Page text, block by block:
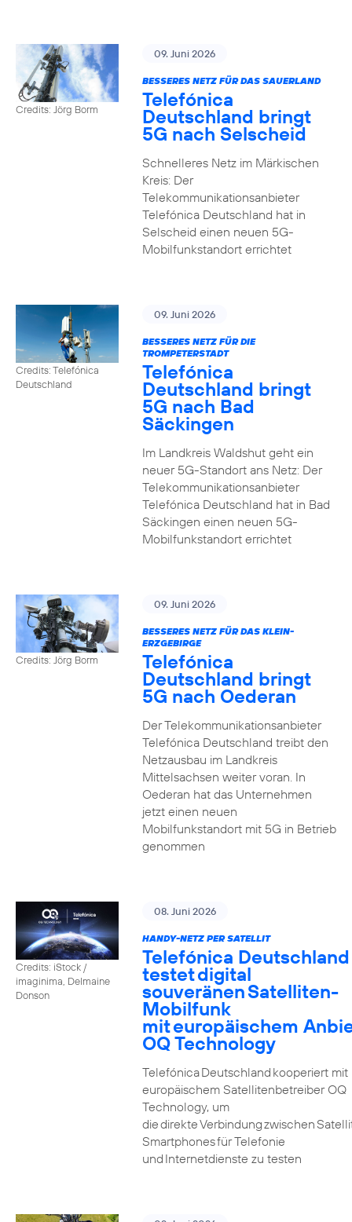
Credits: Jörg Borm
09. Juni 2026
BESSERES NETZ FÜR DAS SAUERLAND
Telefónica
Deutschland bringt
5G nach Selscheid
Schnelleres Netz im Märkischen
Kreis: Der
Telekommunikationsanbieter
Telefónica Deutschland hat in
Selscheid einen neuen 5G-
Mobilfunkstandort errichtet
Credits: Telefónica
Deutschland
09. Juni 2026
BESSERES NETZ FÜR DIE
TROMPETERSTADT
Telefónica
Deutschland bringt
5G nach Bad
Säckingen
Im Landkreis Waldshut geht ein
neuer 5G-Standort ans Netz: Der
Telekommunikationsanbieter
Telefónica Deutschland hat in Bad
Säckingen einen neuen 5G-
Mobilfunkstandort errichtet
Credits: Jörg Borm
09. Juni 2026
BESSERES NETZ FÜR DAS KLEIN-
ERZGEBIRGE
Telefónica
Deutschland bringt
5G nach Oederan
Der Telekommunikationsanbieter
Telefónica Deutschland treibt den
Netzausbau im Landkreis
Mittelsachsen weiter voran. In
Oederan hat das Unternehmen
jetzt einen neuen
Mobilfunkstandort mit 5G in Betrieb
genommen
Credits: iStock /
imaginima, Delmaine
Donson
08. Juni 2026
HANDY-NETZ PER SATELLIT
Telefónica Deutschland
testet digital
souveränen Satelliten-
Mobilfunk
mit europäischem
OQ Technology
Telefónica Deutschland kooperiert mit
europäischem Satellitenbetreiber OQ
Technology, um
die direkte Verbindung zwischen
Smartphones für Telefonie
und Internetdienste zu testen